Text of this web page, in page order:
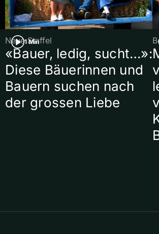
1 Min
Neue Staffel
«Bauer, ledig, sucht…»:
Diese Bäuerinnen und
Bauern suchen nach
der grossen Liebe